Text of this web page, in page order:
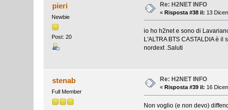
pieri
Newbie
Post: 20
Re: H2NET INFO
«Risposta #38 il: 13
io ho h2net e sono di
L'ALTRA BTS CASTALDIA è
nordext .Saluti
stenab
Full Member
Re: H2NET INFO
«Risposta #39 il: 16
Non voglio (e non devo)